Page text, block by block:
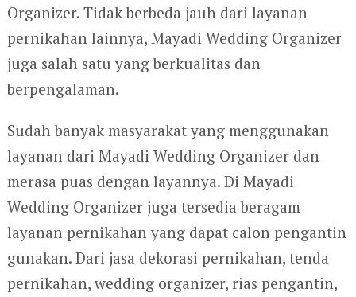
Organizer. Tidak berbeda jauh dari layanan
pernikahan lainnya, Mayadi Wedding Organizer
juga salah satu yang berkualitas dan
berpengalaman.
Sudah banyak masyarakat yang menggunakan
layanan dari Mayadi Wedding Organizer dan
merasa puas dengan layannya. Di Mayadi
Wedding Organizer juga tersedia beragam
layanan pernikahan yang dapat calon pengantin
gunakan. Dari jasa dekorasi pernikahan, tenda
pernikahan, wedding organizer, rias pengantin,